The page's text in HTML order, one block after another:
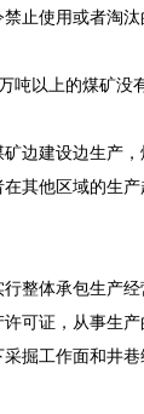
使用或者淘汰
以上的煤矿没
建设边生产，
其他区域的生
体承包生产经
可证，从事生
掘工作面和井